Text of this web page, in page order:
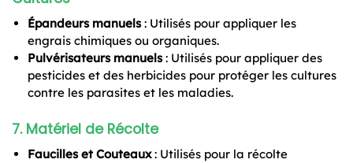
Épandeurs manuels: Utilisés pour appliquer les
engrais chimiques ou organiques.
Pulvérisateurs manuels: Utilisés pour appliquer des
pesticides et des herbicides pour protéger les cultures
contre les parasites et les maladies.
7. Matériel de Récolte
Faucilles et Couteaux: Utilisés pour la récolte